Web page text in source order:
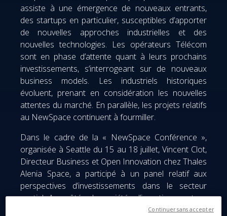
assiste à une émergence de nouveaux entrants,
des startups en particulier, susceptibles d’apporter
de nouvelles approches industrielles et des
nouvelles technologies. Les opérateurs Télécom
sont en phase d’attente quant à leurs prochains
investissements, s’interrogeant sur de nouveaux
business models. Les industriels historiques
évoluent, prenant en considération les nouvelles
attentes du marché. En parallèle, les projets relatifs
au NewSpace continuent à fourmiller.
Dans le cadre de la « NewSpace Conférence »,
organisée à Seattle du 15 au 18 juillet, Vincent Clot,
Directeur Business et Open Innovation chez Thales
Alenia Space, a participé à un panel relatif aux
perspectives d’investissements dans le secteur
spatial. Aux côtés de sociétés d’investissement en
capital risque (venture capital) et de startups,
Continuer sans accepter